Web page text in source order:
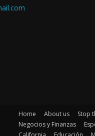
Home About us Stop
Negocios y Finanzas